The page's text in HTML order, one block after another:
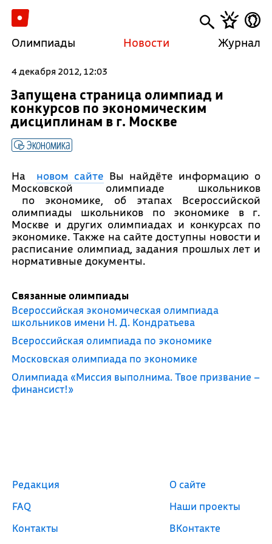
Олимпиады Новости Журнал
4 декабря 2012, 12:03
Запущена страница олимпиад и
конкурсов по экономическим
дисциплинам в г. Москве
Экономика
На новом сайте Вы найдёте информацию о
Московской олимпиаде школьников
по экономике, об этапах Всероссийской
олимпиады школьников по экономике в г.
Москве и других олимпиадах и конкурсах по
экономике. Также на сайте доступны новости и
расписание олимпиад, задания прошлых лет и
нормативные документы.
Связанные олимпиады
Всероссийская экономическая олимпиада
школьников имени Н. Д. Кондратьева
Всероссийская олимпиада по экономике
Московская олимпиада по экономике
Олимпиада «Миссия выполнима. Твое призвание –
финансист!»
Редакция
FAQ
Контакты
О сайте
Наши проекты
ВКонтакте